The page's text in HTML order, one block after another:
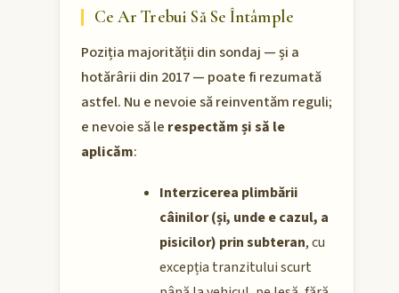
Ce Ar Trebui Să Se Întâmple
Poziția majorității din sondaj — și a
hotărârii din 2017 — poate fi rezumată
astfel. Nu e nevoie să reinventăm reguli;
e nevoie să le respectăm și să le
aplicăm:
Interzicerea plimbării
câinilor (și, unde e cazul, a
pisicilor) prin subteran, cu
excepția tranzitului scurt